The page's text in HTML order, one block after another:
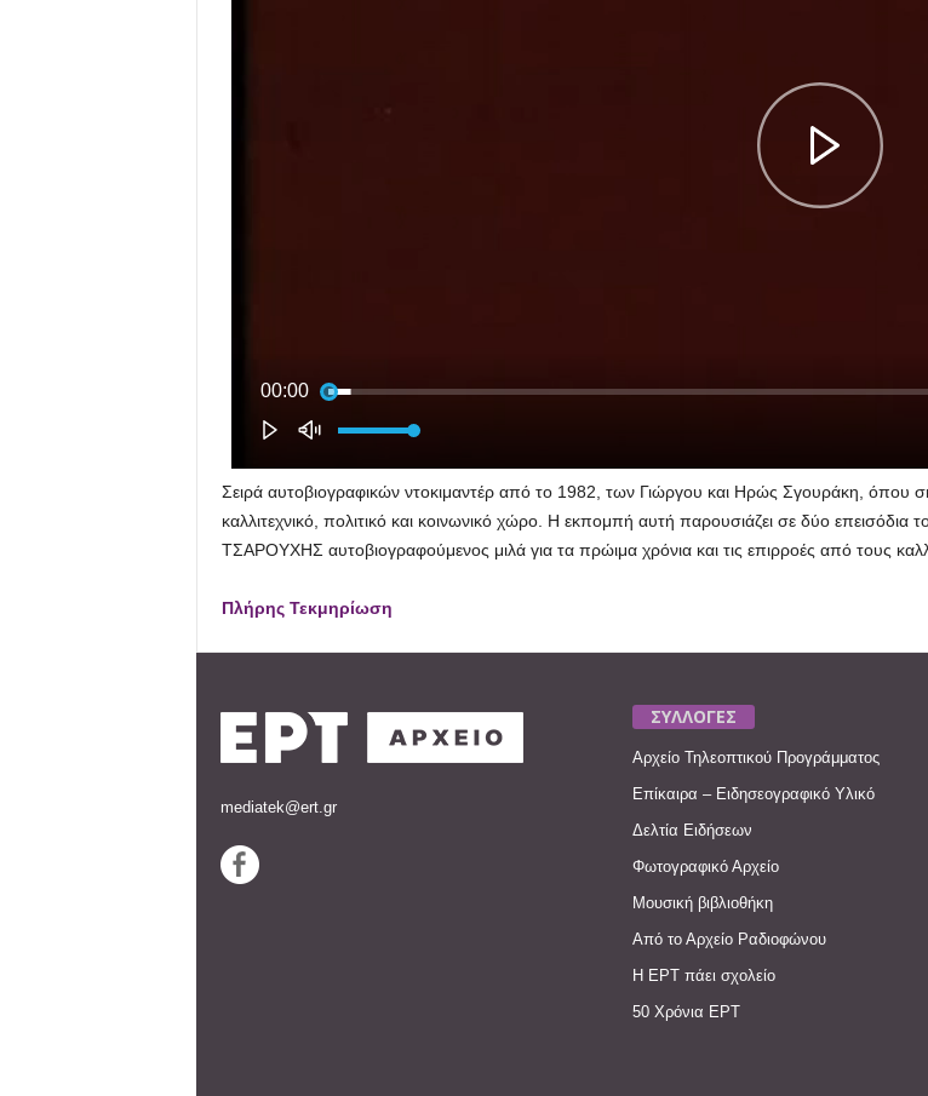
Σειρά αυτοβιογραφικών ντοκιμαντέρ από το 1982, των Γιώργου και Ηρώς Σγουράκη, όπου
καλλιτεχνικό, πολιτικό και κοινωνικό χώρο. Η εκπομπή αυτή παρουσιάζει σε δύο
ΤΣΑΡΟΥΧΗΣ αυτοβιογραφούμενος μιλά για τα πρώιμα χρόνια και τις επιρροές από τους
Πλήρης Τεκμηρίωση
mediatek@ert.gr
ΣΥΛΛΟΓΕΣ
Αρχείο Τηλεοπτικού Προγράμματος
Επίκαιρα – Ειδησεογραφικό Υλικό
Δελτία Ειδήσεων
Φωτογραφικό Αρχείο
Μουσική βιβλιοθήκη
Από το Αρχείο Ραδιοφώνου
Η ΕΡΤ πάει σχολείο
50 Χρόνια ΕΡΤ